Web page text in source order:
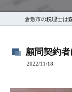
顧問契約
2022/11/18